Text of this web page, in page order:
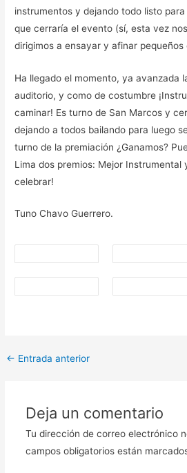
instrumentos y dejando todo listo
que cerraría el evento (sí, esta vez
dirigimos a ensayar y afinar pequeños
Ha llegado el momento, ya avanzada
auditorio, y como de costumbre
caminar! Es turno de San Marcos y
dejando a todos bailando para luego
turno de la premiación ¿Ganamos?
Lima dos premios: Mejor Instrumental
celebrar!
Tuno Chavo Guerrero.
← Entrada anterior
Deja un comentario
Tu dirección de correo electrónico
campos obligatorios están